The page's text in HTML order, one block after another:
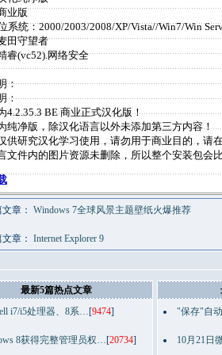
业版
系统：2000/2003/2008/XP/Vista//Win7/Win
田守望者
睿(vc52).网络安全
：
：
4.2.35.3 BE 商业正式汉化版！
纯净版，除汉化语言以外未添加第三方内容！
供研究汉化学习使用，请勿用于商业目的，请
文件内的图片资源未删除，所以整个安装包会
章： Windows 7全球风景主题壁纸火爆推荐
章： Internet Explorer 9
最新5篇热点文章
i7/i5处理器、8系…[9474]
8获得完整管理员权…[20734]
"保存"自
10月21日